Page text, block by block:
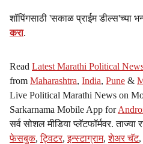
शॉपिंगसाठी 'सकाळ प्राईम डील्स'च्या
करा.
Read Latest Marathi Political
from Maharashtra, India, Pune &
Live Political Marathi News on
Sarkarnama Mobile App for
सर्व सोशल मीडिया प्लॅटफॉर्मवर. ताज्या
फेसबुक,ट्विटर,इन्स्टाग्राम,शेअर चॅट,